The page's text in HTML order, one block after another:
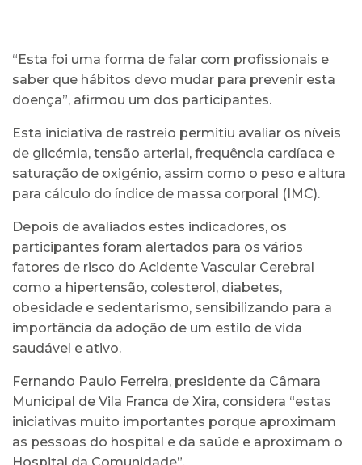
“Esta foi uma forma de falar com profissionais e
saber que hábitos devo mudar para prevenir esta
doença”, afirmou um dos participantes.
Esta iniciativa de rastreio permitiu avaliar os níveis
de glicémia, tensão arterial, frequência cardíaca e
saturação de oxigénio, assim como o peso e altura
para cálculo do índice de massa corporal (IMC).
Depois de avaliados estes indicadores, os
participantes foram alertados para os vários
fatores de risco do Acidente Vascular Cerebral
como a hipertensão, colesterol, diabetes,
obesidade e sedentarismo, sensibilizando para a
importância da adoção de um estilo de vida
saudável e ativo.
Fernando Paulo Ferreira, presidente da Câmara
Municipal de Vila Franca de Xira, considera “estas
iniciativas muito importantes porque aproximam
as pessoas do hospital e da saúde e aproximam o